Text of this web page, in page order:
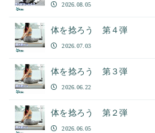
2026.08.05
体を捻ろう 第４弾
2026.07.03
体を捻ろう 第３弾
2026.06.22
体を捻ろう 第２弾
2026.06.05